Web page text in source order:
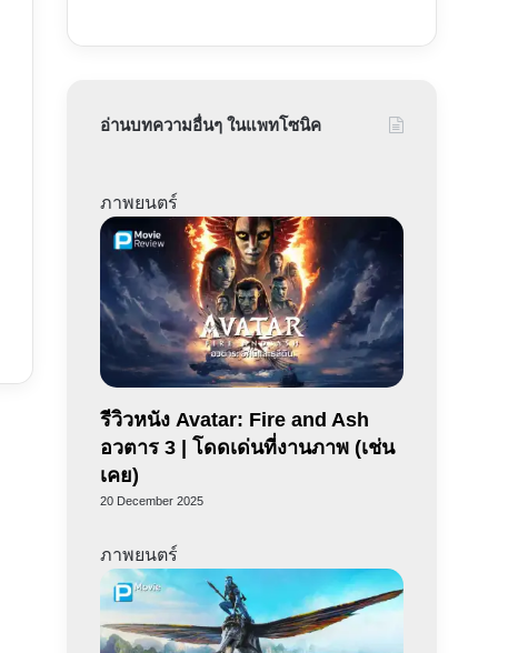
อ่านบทความอื่นๆ ในแพทโซนิค
ภาพยนตร์
รีวิวหนัง Avatar: Fire and Ash
อวตาร 3 | โดดเด่นที่งานภาพ​ (เช่น
เคย)
20 December 2025
ภาพยนตร์